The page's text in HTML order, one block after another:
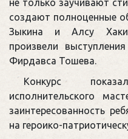
не только заучивают
создают полноценные
Зыкина и Алсу
произвели
Фирдавса Тошева.
Конкурс
исполнительского
заинтересованность
на героико-